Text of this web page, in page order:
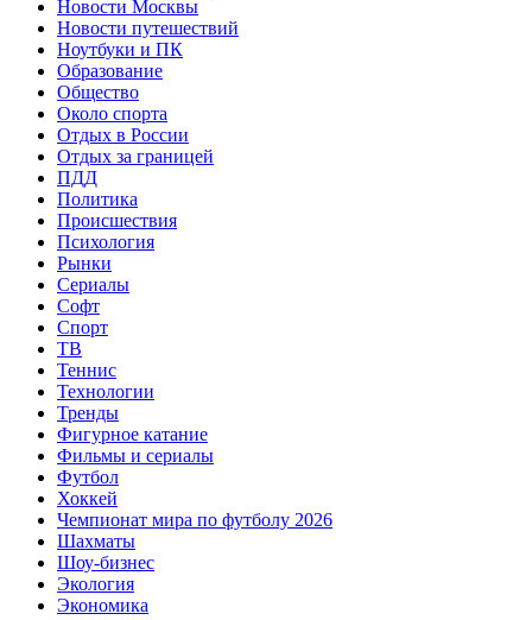
Новости Москвы
Новости путешествий
Ноутбуки и ПК
Образование
Общество
Около спорта
Отдых в России
Отдых за границей
ПДД
Политика
Происшествия
Психология
Рынки
Сериалы
Софт
Спорт
ТВ
Теннис
Технологии
Тренды
Фигурное катание
Фильмы и сериалы
Футбол
Хоккей
Чемпионат мира по футболу 2026
Шахматы
Шоу-бизнес
Экология
Экономика